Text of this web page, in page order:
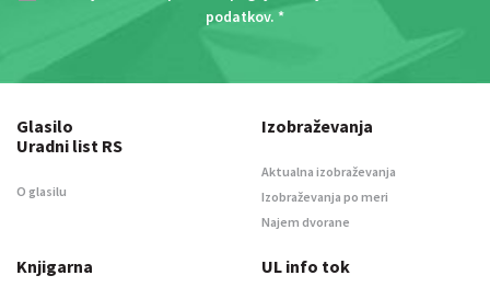
podatkov. *
Glasilo
Uradni list RS
O glasilu
Izobraževanja
Aktualna izobraževanja
Izobraževanja po meri
Najem dvorane
Knjigarna UL info tok